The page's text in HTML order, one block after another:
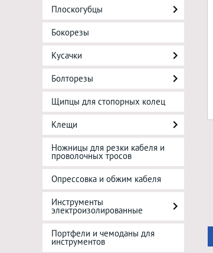
Плоскогубцы
Бокорезы
Кусачки
Болторезы
Щипцы для стопорных колец
Клещи
Ножницы для резки кабеля и
проволочных тросов
Опрессовка и обжим кабеля
Инструменты
электроизолированные
Портфели и чемоданы для
инструментов